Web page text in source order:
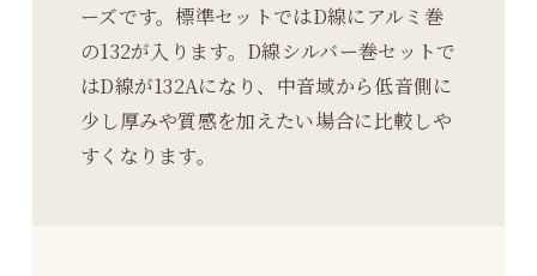
ーズです。標準セットではD線にアルミ巻
の132が入ります。D線シルバー巻セットで
はD線が132Aになり、中音域から低音側に
少し厚みや質感を加えたい場合に比較しや
すくなります。